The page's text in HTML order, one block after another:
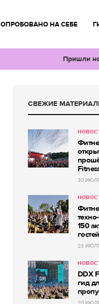
ОПРОБОВАНО НА СЕБЕ
Пришли
СВЕЖИЕ
30
150
23
DDX
гид